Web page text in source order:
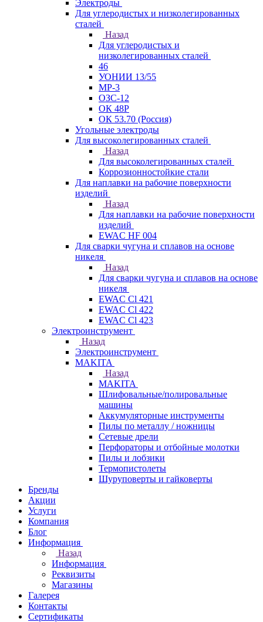
Электроды
Для углеродистых и низколегированных
сталей
Назад
Для углеродистых и
низколегированных сталей
46
УОНИИ 13/55
МР-3
ОЗС-12
ОК 48Р
ОК 53.70 (Россия)
Угольные электроды
Для высоколегированных сталей
Назад
Для высоколегированных сталей
Коррозионностойкие стали
Для наплавки на рабочие поверхности
изделий
Назад
Для наплавки на рабочие поверхности
изделий
EWAC HF 004
Для сварки чугуна и сплавов на основе
никеля
Назад
Для сварки чугуна и сплавов на основе
никеля
EWAC Cl 421
EWAC Cl 422
EWAC Cl 423
Электроинструмент
Назад
Электроинструмент
МAKITA
Назад
МAKITA
Шлифовальные/полировальные
машины
Аккумуляторные инструменты
Пилы по металлу / ножницы
Сетевые дрели
Перфораторы и отбойные молотки
Пилы и лобзики
Термопистолеты
Шуруповерты и гайковерты
Бренды
Акции
Услуги
Компания
Блог
Информация
Назад
Информация
Реквизиты
Магазины
Галерея
Контакты
Сертификаты